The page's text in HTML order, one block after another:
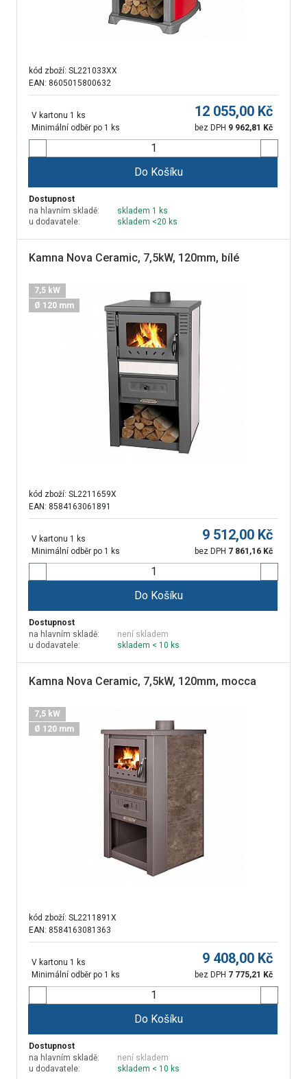
kód zboží: SL221033XX
EAN: 8605015800632
V kartonu 1 ks
Minimální odběr po 1 ks
12 055,00 Kč
bez DPH 9 962,81 Kč
Do Košíku
Dostupnost
na hlavním skladě:
skladem 1 ks
u dodavatele:
skladem <20 ks
Kamna Nova Ceramic, 7,5kW, 120mm, bílé
7,5 kW
Ø 120 mm
kód zboží: SL2211659X
EAN: 8584163061891
V kartonu 1 ks
Minimální odběr po 1 ks
9 512,00 Kč
bez DPH 7 861,16 Kč
Do Košíku
Dostupnost
na hlavním skladě:
není skladem
u dodavatele:
skladem < 10 ks
Kamna Nova Ceramic, 7,5kW, 120mm, mocca
7,5 kW
Ø 120 mm
kód zboží: SL2211891X
EAN: 8584163081363
V kartonu 1 ks
Minimální odběr po 1 ks
9 408,00 Kč
bez DPH 7 775,21 Kč
Do Košíku
Dostupnost
na hlavním skladě:
není skladem
u dodavatele:
skladem < 10 ks